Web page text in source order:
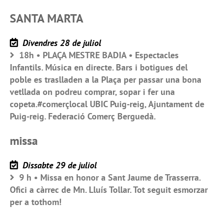
SANTA MARTA
Divendres 28 de juliol
18h • PLAÇA MESTRE BADIA • Espectacles
Infantils. Música en directe. Bars i botigues del
poble es traslladen a la Plaça per passar una bona
vetllada on podreu comprar, sopar i fer una
copeta.#comerçlocal UBIC Puig-reig, Ajuntament de
Puig-reig. Federació Comerç Berguedà.
missa
Dissabte 29 de juliol
9 h • Missa en honor a Sant Jaume de Trasserra.
Ofici a càrrec de Mn. Lluís Tollar. Tot seguit esmorzar
per a tothom!